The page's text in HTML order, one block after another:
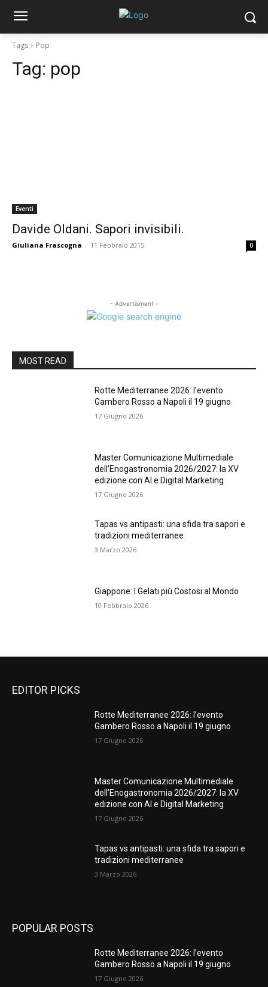
Tags Pop
Tag: pop
Eventi
Davide Oldani. Sapori invisibili.
Giuliana Frascogna - 11 Febbraio 2015 0
- Advertisment -
MOST READ
Rotte Mediterranee 2026: l’evento
Gambero Rosso a Napoli il 19 giugno
17 Giugno 2026
Master Comunicazione Multimediale
dell’Enogastronomia 2026/2027: la XV
edizione con AI e Digital Marketing
17 Giugno 2026
Tapas vs antipasti: una sfida tra sapori e
tradizioni mediterranee
3 Marzo 2026
Giappone: I Gelati più Costosi al Mondo
10 Febbraio 2026
EDITOR PICKS
Rotte Mediterranee 2026: l’evento
Gambero Rosso a Napoli il 19 giugno
17 Giugno 2026
Master Comunicazione Multimediale
dell’Enogastronomia 2026/2027: la XV
edizione con AI e Digital Marketing
17 Giugno 2026
Tapas vs antipasti: una sfida tra sapori e
tradizioni mediterranee
3 Marzo 2026
POPULAR POSTS
Rotte Mediterranee 2026: l’evento
Gambero Rosso a Napoli il 19 giugno
17 Giugno 2026